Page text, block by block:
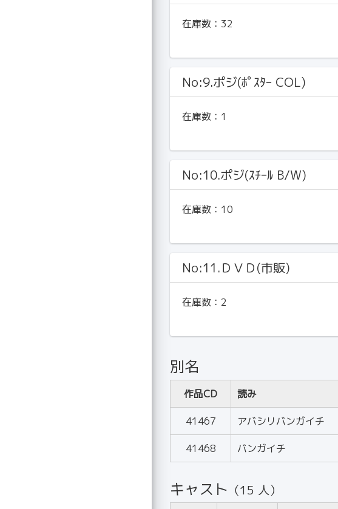
在庫数： 32
No:9.ポジ(ﾎﾟｽﾀｰ COL)
在庫数： 1
No:10.ポジ(ｽﾁｰﾙ B/W)
在庫数： 10
No:11.ＤＶＤ(市販)
在庫数： 2
別名
作品CD 読み
41467 アバシリバンガイチ
41468 バンガイチ
キャスト （15 人）